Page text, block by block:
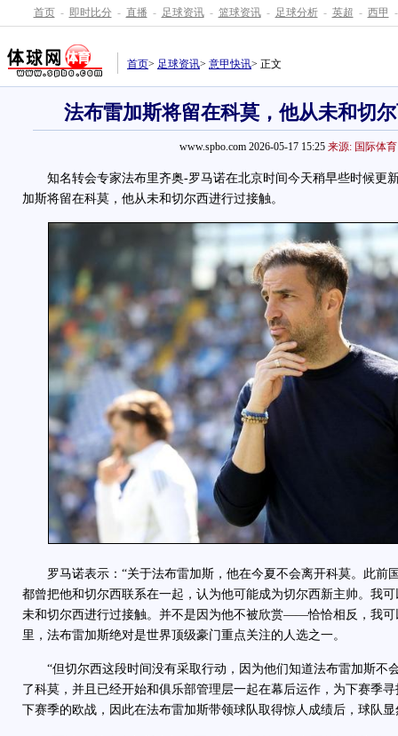
首页 - 即时比分 - 直播 - 足球资讯 - 篮球资讯 - 足球分析 - 英超 - 西甲 -
首页> 足球资讯> 意甲快讯> 正文
法布雷加斯将留在科莫，他从未和切
www.spbo.com 2026-05-17 15:25 来源: 国际体育
知名转会专家法布里齐奥-罗马诺在北京时间今天稍早些时候更
加斯将留在科莫，他从未和切尔西进行过接触。
罗马诺表示：“关于法布雷加斯，他在今夏不会离开科莫。此前
都曾把他和切尔西联系在一起，认为他可能成为切尔西新主帅。我
未和切尔西进行过接触。并不是因为他不被欣赏——恰恰相反，我可
里，法布雷加斯绝对是世界顶级豪门重点关注的人选之一。
“但切尔西这段时间没有采取行动，因为他们知道法布雷加斯不
了科莫，并且已经开始和俱乐部管理层一起在幕后运作，为下赛季
下赛季的欧战，因此在法布雷加斯带领球队取得惊人成绩后，球队